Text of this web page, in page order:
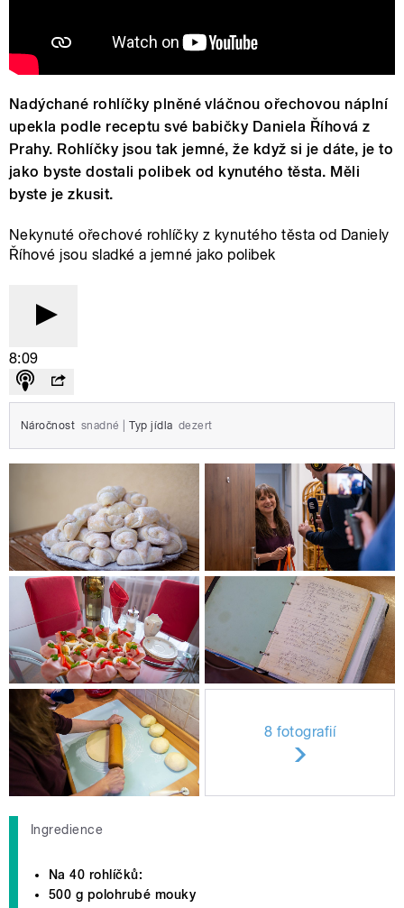
Nadýchané rohlíčky plněné vláčnou ořechovou náplní
upekla podle receptu své babičky Daniela Říhová z
Prahy. Rohlíčky jsou tak jemné, že když si je dáte, je to
jako byste dostali polibek od kynutého těsta. Měli
byste je zkusit.
Nekynuté ořechové rohlíčky z kynutého těsta od Daniely
Říhové jsou sladké a jemné jako polibek
8:09
Náročnost snadné Typ jídla dezert
8 fotografií
Ingredience
Na 40 rohlíčků:
500 g polohrubé mouky